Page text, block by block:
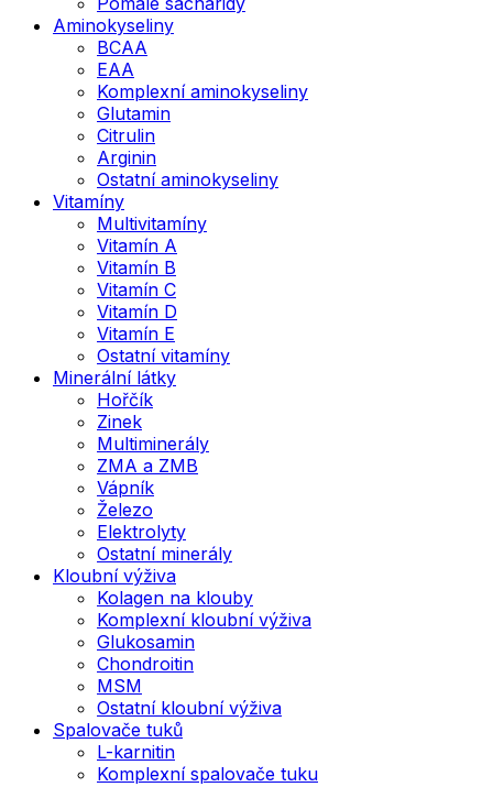
Aminokyseliny
BCAA
EAA
Komplexní aminokyseliny
Glutamin
Citrulin
Arginin
Ostatní aminokyseliny
Vitamíny
Multivitamíny
Vitamín A
Vitamín B
Vitamín C
Vitamín D
Vitamín E
Ostatní vitamíny
Minerální látky
Hořčík
Zinek
Multiminerály
ZMA a ZMB
Vápník
Železo
Elektrolyty
Ostatní minerály
Kloubní výživa
Kolagen na klouby
Komplexní kloubní výživa
Glukosamin
Chondroitin
MSM
Ostatní kloubní výživa
Spalovače tuků
L-karnitin
Komplexní spalovače tuku